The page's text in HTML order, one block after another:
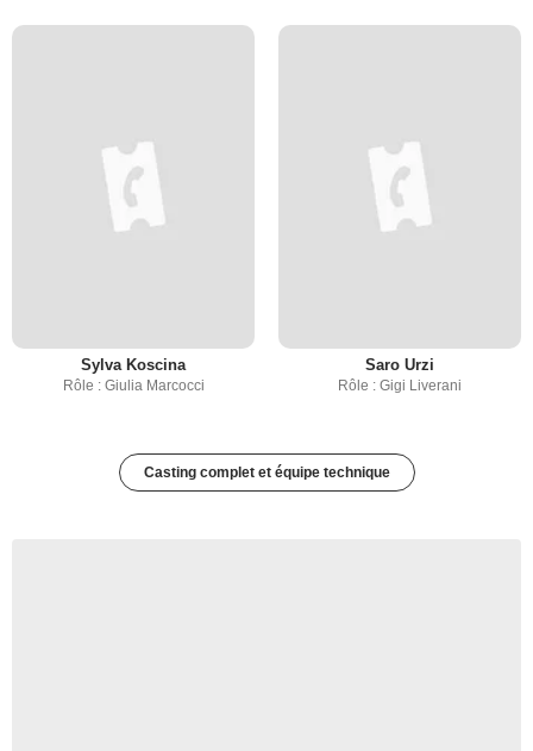
Sylva Koscina
Rôle : Giulia Marcocci
Saro Urzi
Rôle : Gigi Liverani
Casting complet et équipe technique